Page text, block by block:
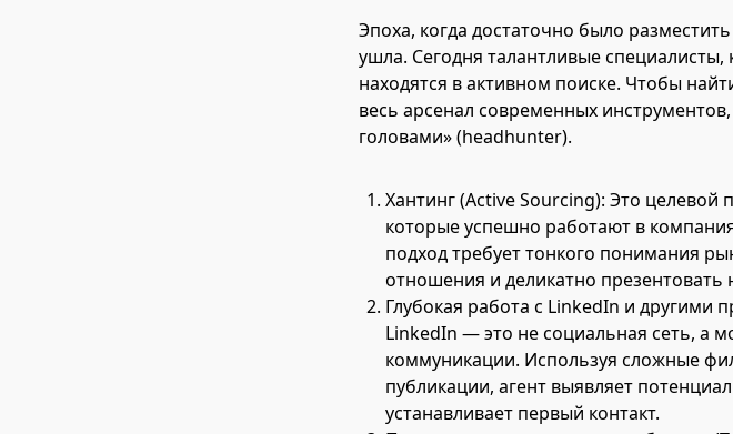
Эпоха, когда достаточно было
ушла. Сегодня талантливые
находятся в активном поиске. Чтобы
весь арсенал современных
головами» (headhunter).
Хантинг (Active Sourcing): Это
которые успешно работают в
подход требует тонкого понимания
отношения и деликатно
Глубокая работа с LinkedIn и другими
LinkedIn — это не социальная сеть, а
коммуникации. Используя сложные
публикации, агент выявляет
устанавливает первый контакт.